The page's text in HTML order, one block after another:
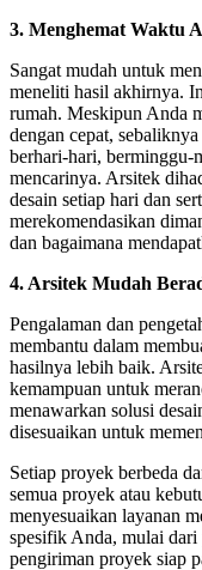
3. Menghemat Waktu
Sangat mudah untuk
meneliti hasil akhirnya.
rumah. Meskipun Anda
dengan cepat,
berhari-hari, berminggu-
mencarinya. Arsitek
desain setiap hari dan
merekomendasikan
dan bagaimana
4. Arsitek Mudah
Pengalaman dan
membantu dalam
hasilnya lebih baik.
kemampuan untuk
menawarkan solusi
disesuaikan untuk
Setiap proyek berbeda
semua proyek atau
menyesuaikan layanan
spesifik Anda, mulai dari
pengiriman proyek siap